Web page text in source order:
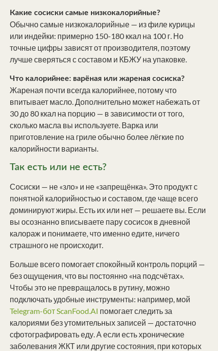
Какие сосиски самые низкокалорийные?
Обычно самые низкокалорийные — из филе курицы
или индейки: примерно 150-180 ккал на 100 г. Но
точные цифры зависят от производителя, поэтому
лучше сверяться с составом и КБЖУ на упаковке.
Что калорийнее: варёная или жареная сосиска?
Жареная почти всегда калорийнее, потому что
впитывает масло. Дополнительно может набежать от
30 до 80 ккал на порцию — в зависимости от того,
сколько масла вы используете. Варка или
приготовление на гриле обычно более лёгкие по
калорийности варианты.
Так есть или не есть?
Сосиски — не «зло» и не «запрещёнка». Это продукт с
понятной калорийностью и составом, где чаще всего
доминируют жиры. Есть их или нет — решаете вы. Если
вы осознанно вписываете пару сосисок в дневной
калораж и понимаете, что именно едите, ничего
страшного не происходит.
Больше всего помогает спокойный контроль порций —
без ощущения, что вы постоянно «на подсчётах».
Чтобы это не превращалось в рутину, можно
подключать удобные инструменты: например, мой
Telegram-бот ScanFood.AI помогает следить за
калориями без утомительных записей — достаточно
сфотографировать еду. А если есть хронические
заболевания ЖКТ или другие состояния, при которых